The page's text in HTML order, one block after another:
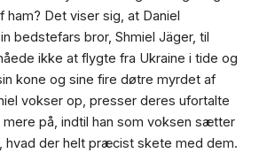
ham? Det viser sig, at Daniel
bedstefars bror, Shmiel Jäger, til
ikke at flygte fra Ukraine i tide og
kone og sine fire døtre myrdet af
vokser op, presser deres ufortalte
på, indtil han som voksen sætter
hvad der helt præcist skete med dem.